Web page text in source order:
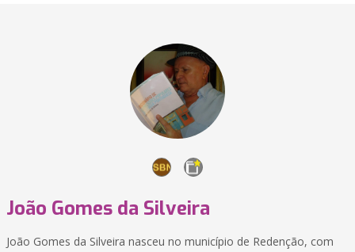
João Gomes da Silveira
João Gomes da Silveira nasceu no município de Redenção, com